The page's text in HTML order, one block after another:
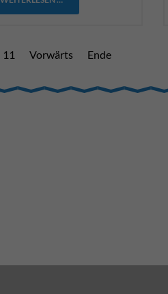
11 Vorwärts Ende